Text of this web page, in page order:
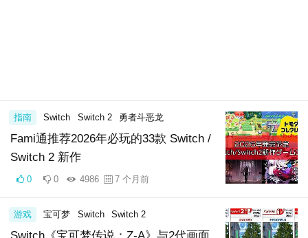
Fami通推荐2026年必玩的33款 Switch /
Switch 2 新作
指南 Switch Switch 2 勇者斗恶龙
0 0 4986 7 个月前
Switch《宝可梦传说：Z-A》与2代画面
游戏 宝可梦 Switch Switch 2